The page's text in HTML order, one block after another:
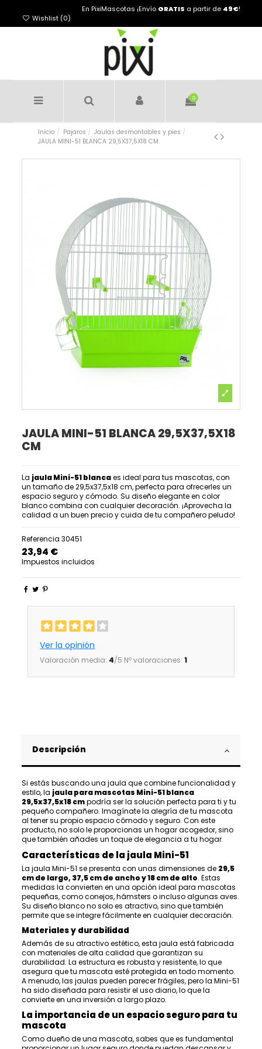
En PixiMascotas ¡Envío GRATIS a partir de 49€!
Wishlist (0)
0
Inicio Pajaros
Jaulas desmontables y pies
JAULA MINI-51 BLANCA 29,5X37,5X18 CM
JAULA MINI-51 BLANCA 29,5X37,5X18
CM
Lajaula Mini-51 blancaes ideal para tus mascotas, con
un tamaño de 29,5x37,5x18 cm, perfecta para ofrecerles un
espacio seguro y cómodo. Su diseño elegante en color
blanco combina con cualquier decoración. ¡Aprovecha la
calidad a un buen precio y cuida de tu compañero peludo!
Referencia 30451
23,94 €
Impuestos incluidos
Ver la opinión
Valoración media: 4/5 Nº valoraciones:1
Descripción
Si estás buscando una jaula que combine funcionalidad y
estilo, lajaula para mascotas Mini-51 blanca
29,5x37,5x18 cmpodría ser la solución perfecta para ti y tu
pequeño compañero. Imagínate la alegría de tu mascota
al tener su propio espacio cómodo y seguro. Con este
producto, no solo le proporcionas un hogar acogedor, sino
que también añades un toque de elegancia a tu hogar.
Características de la jaula Mini-51
La jaula Mini-51 se presenta con unas dimensiones de 29,5
cm de largo, 37,5 cm de ancho y 18 cm de alto. Estas
medidas la convierten en una opción ideal para mascotas
pequeñas, como conejos, hámsters o incluso algunas aves.
Su diseño blanco no solo es atractivo, sino que también
permite que se integre fácilmente en cualquier decoración.
Materiales y durabilidad
Además de su atractivo estético, esta jaula está fabricada
con materiales de alta calidad que garantizan su
durabilidad. La estructura es robusta y resistente, lo que
asegura que tu mascota esté protegida en todo momento.
A menudo, las jaulas pueden parecer frágiles, pero la Mini-51
ha sido diseñada para resistir el uso diario, lo que la
convierte en una inversión a largo plazo.
La importancia de un espacio seguro para tu
mascota
Como dueño de una mascota, sabes que es fundamental